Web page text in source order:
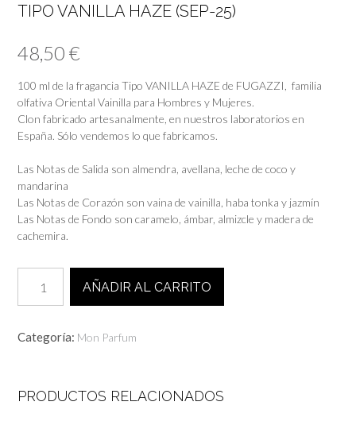
TIPO VANILLA HAZE (SEP-25)
48,50 €
100 ml de la fragancia Tipo VANILLA HAZE de FUGAZZI, familia
olfativa Oriental Vainilla para Hombres y Mujeres.
Clon fabricado artesanalmente, en nuestros laboratorios en
España. Sólo vendemos lo que fabricamos.
Las Notas de Salida son almendra, avellana, leche de coco y
mandarina
Las Notas de Corazón son vaina de vainilla, haba tonka y jazmín
Las Notas de Fondo son caramelo, ámbar, almizcle y madera de
cachemira.
VANILLA
HAZE
25)
AÑADIR AL CARRITO
Categoría: Mon Parfum
PRODUCTOS RELACIONADOS